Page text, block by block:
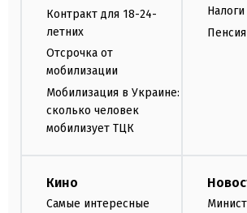
Контракт для 18-24-
летних
Отсрочка от
мобилизации
Мобилизация в Украине:
сколько человек
мобилизует ТЦК
Налоги
Кино
Самые интересные